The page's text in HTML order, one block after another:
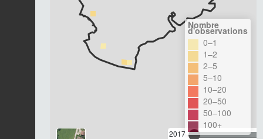
2017
Nombre
d'observations
0–1
1–2
2–5
5–10
10–20
20–50
50–100
100+